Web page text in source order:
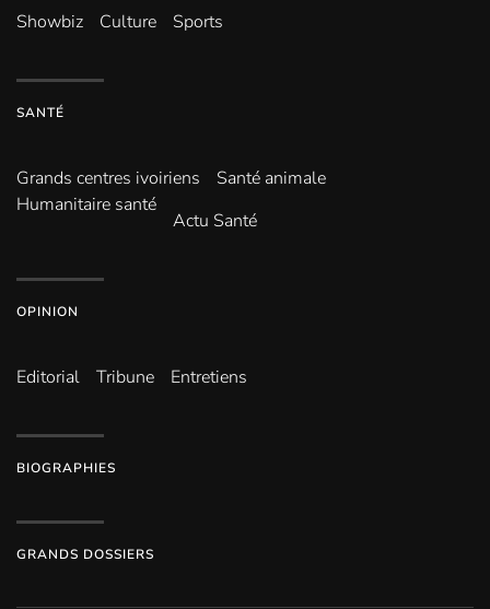
Showbiz Culture Sports
SANTÉ
Grands centres ivoiriens
Santé animale
Humanitaire santé
Actu Santé
OPINION
Editorial Tribune Entretiens
BIOGRAPHIES
GRANDS DOSSIERS